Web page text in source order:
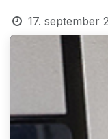
17. september